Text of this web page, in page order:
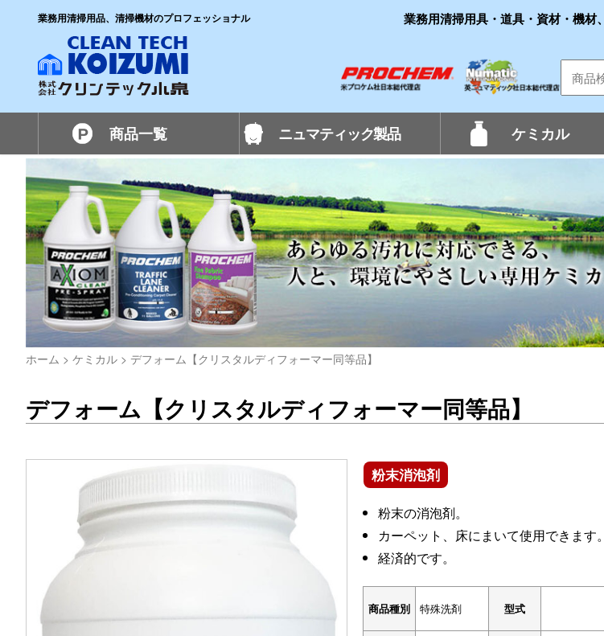
業務用清掃用品、清掃機材のプロフェッショナル 業務用清掃用具・道具・資材・機材
商品一覧 ニュマティック製品 ケミカル
ホーム > ケミカル > デフォーム【クリスタルディフォーマー同等品】
デフォーム【クリスタルディフォーマー同等品】
粉末消泡剤
粉末の消泡剤。
カーペット、床にまいて使用できます。
経済的です。
商品種別 特殊洗剤 型式